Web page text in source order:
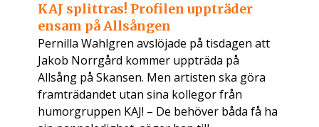
KAJ splittras! Profilen uppträder
ensam på Allsången
Pernilla Wahlgren avslöjade på tisdagen att
Jakob Norrgård kommer uppträda på
Allsång på Skansen. Men artisten ska göra
framträdandet utan sina kollegor från
humorgruppen KAJ! – De behöver båda få ha